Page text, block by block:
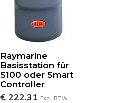
Raymarine
Basisstation für
S100 oder Smart
Controller
€ 222,31 Excl. BTW